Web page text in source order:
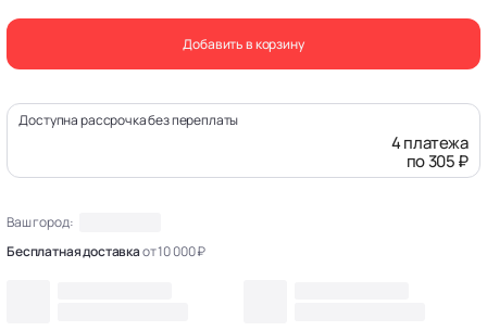
Добавить в корзину
Доступна рассрочка без переплаты
4 платежа
по 305 ₽
Ваш город:
Бесплатная доставкаот 10 000 ₽